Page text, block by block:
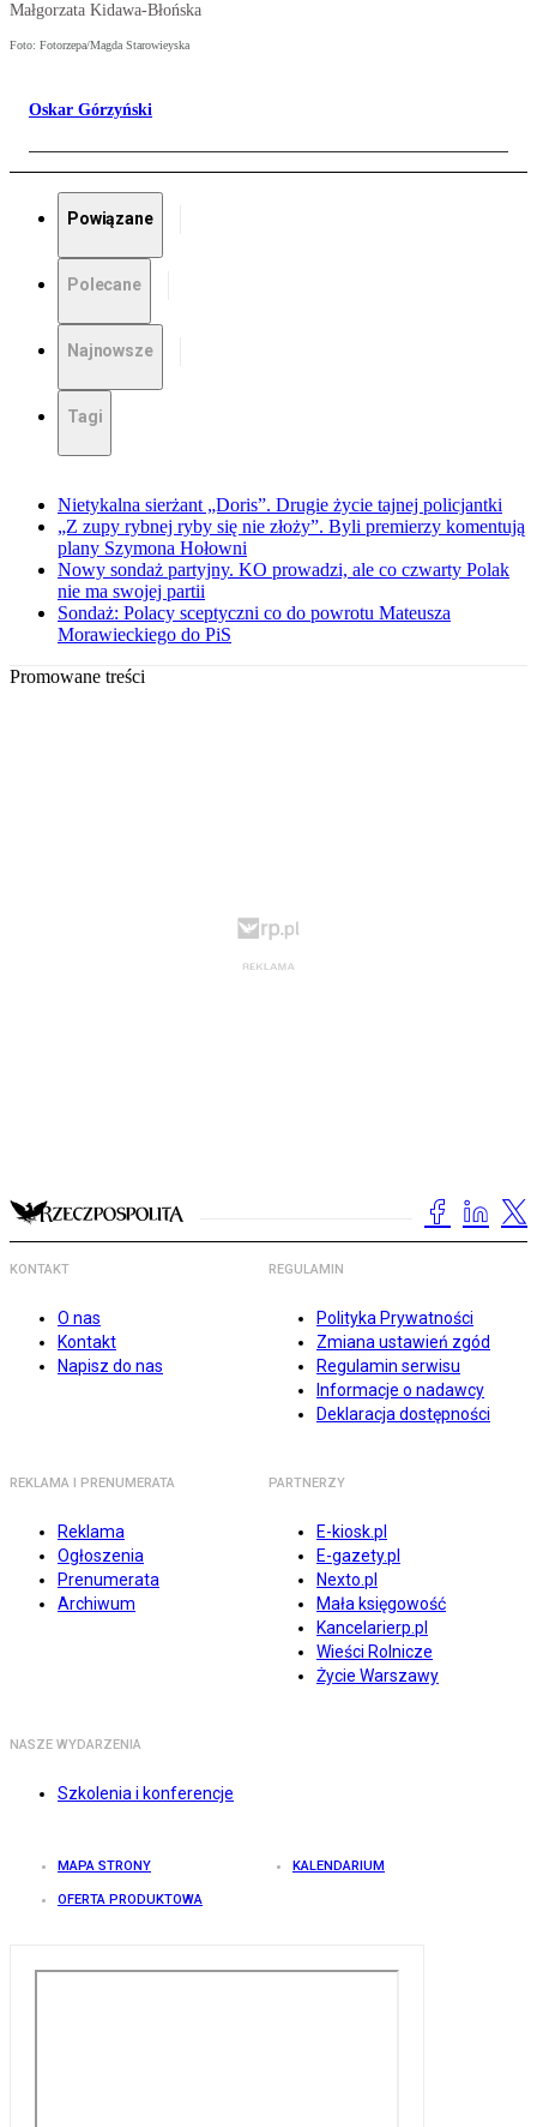
Małgorzata Kidawa-Błońska
Foto: Fotorzepa/Magda Starowieyska
Oskar Górzyński
Powiązane
Polecane
Najnowsze
Tagi
Nietykalna sierżant „Doris”. Drugie życie tajnej policjantki
„Z zupy rybnej ryby się nie złoży”. Byli premierzy komentują
plany Szymona Hołowni
Nowy sondaż partyjny. KO prowadzi, ale co czwarty Polak
nie ma swojej partii
Sondaż: Polacy sceptyczni co do powrotu Mateusza
Morawieckiego do PiS
Promowane treści
KONTAKT
O nas
Kontakt
Napisz do nas
REGULAMIN
Polityka Prywatności
Zmiana ustawień zgód
Regulamin serwisu
Informacje o nadawcy
Deklaracja dostępności
REKLAMA I PRENUMERATA
Reklama
Ogłoszenia
Prenumerata
Archiwum
PARTNERZY
E-kiosk.pl
E-gazety.pl
Nexto.pl
Mała księgowość
Kancelarierp.pl
Wieści Rolnicze
Życie Warszawy
NASZE WYDARZENIA
Szkolenia i konferencje
MAPA STRONY KALENDARIUM
OFERTA PRODUKTOWA